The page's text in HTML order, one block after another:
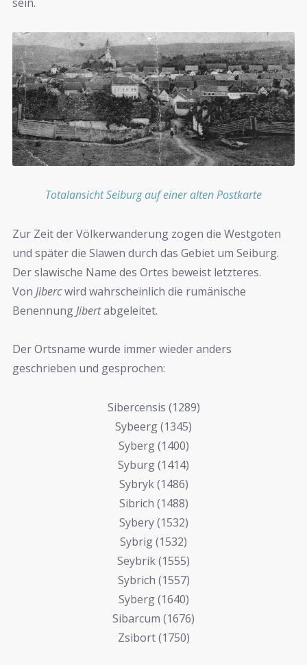
Totalansicht Seiburg auf einer alten Postkarte
Zur Zeit der Völkerwanderung zogen die Westgoten
und später die Slawen durch das Gebiet um Seiburg.
Der slawische Name des Ortes beweist letzteres.
Von Jibercwird wahrscheinlich die rumänische
BenennungJibertabgeleitet.
Der Ortsname wurde immer wieder anders
geschrieben und gesprochen:
Sibercensis (1289)
Sybeerg (1345)
Syberg (1400)
Syburg (1414)
Sybryk (1486)
Sibrich (1488)
Sybery (1532)
Sybrig (1532)
Seybrik (1555)
Sybrich (1557)
Syberg (1640)
Sibarcum (1676)
Zsibort (1750)